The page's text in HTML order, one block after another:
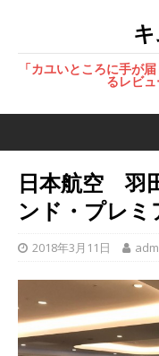
「カユいところに手が
るレビ
日本航空 羽
ンド・プレ
2018年3月11日